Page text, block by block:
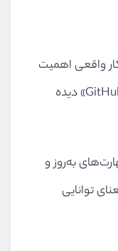
واقعی اهمیت
می‌دهند. در بسیاری از آگهی‌های شغلی، به‌جای تأکید بر مدرک دانشگاهی، عباراتی مانند «تسلط به Python و Django»، «تجربه کار با Git و Docker» یا «نمونه‌کار قابل ارائه در GitHub» دیده
به‌روز و
توانایی